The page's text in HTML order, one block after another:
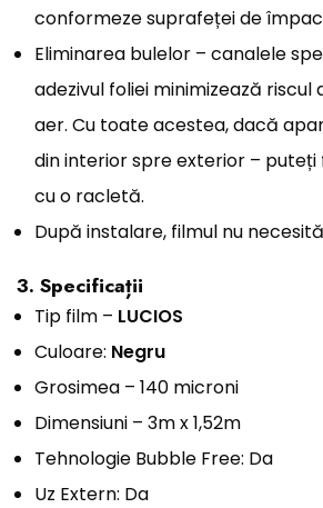
conformeze suprafeței de
Eliminarea bulelor – canalele
adezivul foliei minimizează
aer. Cu toate acestea, dacă
din interior spre exterior –
cu o racletă.
După instalare, filmul nu
3. Specificații
Tip film – LUCIOS
Culoare: Negru
Grosimea – 140 microni
Dimensiuni – 3m x 1,52m
Tehnologie Bubble Free: Da
Uz Extern: Da